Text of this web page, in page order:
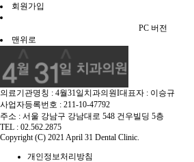
회원가입
PC 버전
맨위로
의료기관명칭 : 4월31일치과의원I대표자 : 이승규
사업자등록번호 : 211-10-47792
주소 : 서울 강남구 강남대로 548 건우빌딩 5층
TEL : 02.562.2875
Copyright (C) 2021 April 31 Dental Clinic.
개인정보처리방침